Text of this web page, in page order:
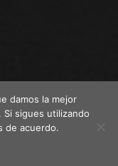
damos la mejor
sigues utilizando
de acuerdo.